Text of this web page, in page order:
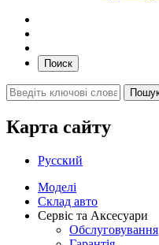
Поиск
Карта сайту
Русский
Моделі
Склад авто
Сервіс та Аксесуари
Обслуговування